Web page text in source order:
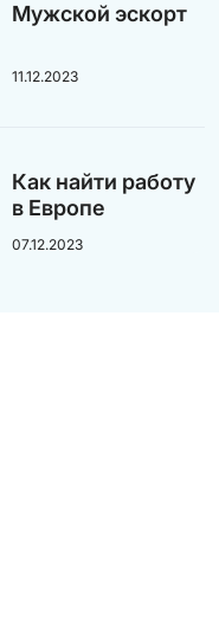
Мужской эскорт
11.12.2023
Как найти работу
в Европе
07.12.2023